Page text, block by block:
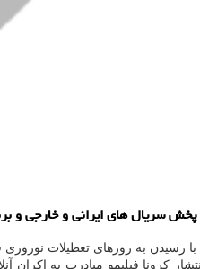
و خارجی و برنامه های متنوع ترکیبی در نوروز
به روزهای تعطیلات نوروزی